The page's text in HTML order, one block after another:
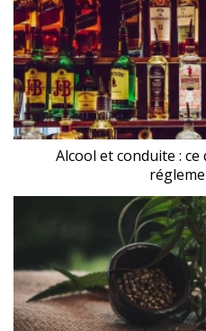
Alcool et conduite :